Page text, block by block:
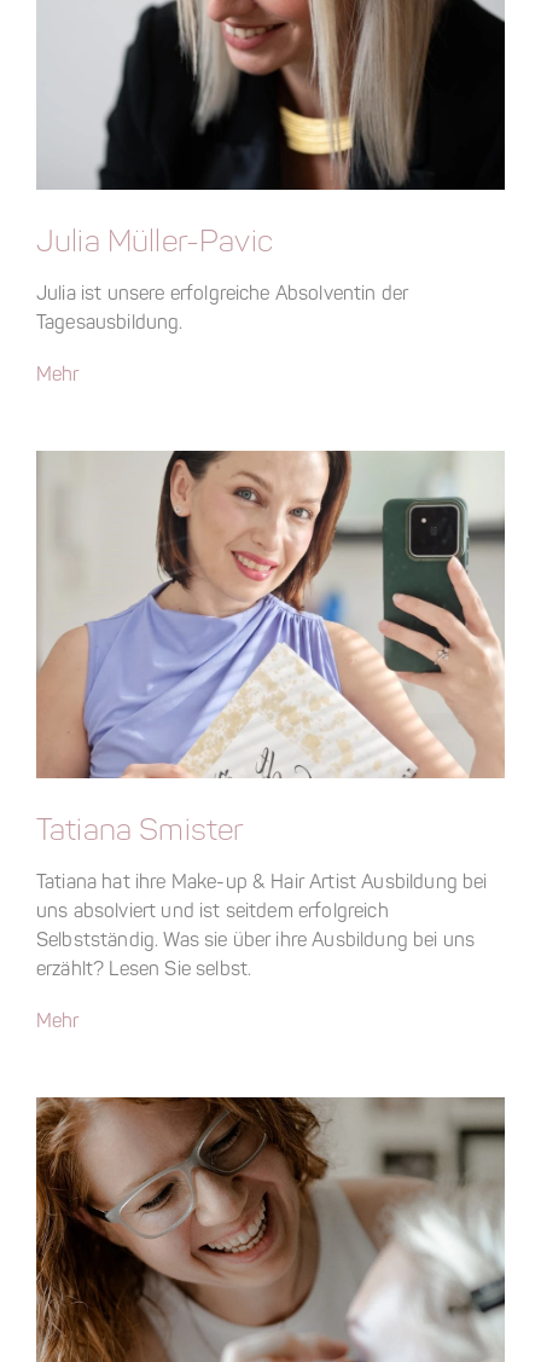
Julia Müller-Pavic
Julia ist unsere erfolgreiche Absolventin der
Tagesausbildung.
Mehr
Tatiana Smister
Tatiana hat ihre Make-up & Hair Artist Ausbildung bei
uns absolviert und ist seitdem erfolgreich
Selbstständig. Was sie über ihre Ausbildung bei uns
erzählt? Lesen Sie selbst.
Mehr